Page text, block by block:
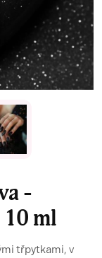
-
ml
třpytkami, v